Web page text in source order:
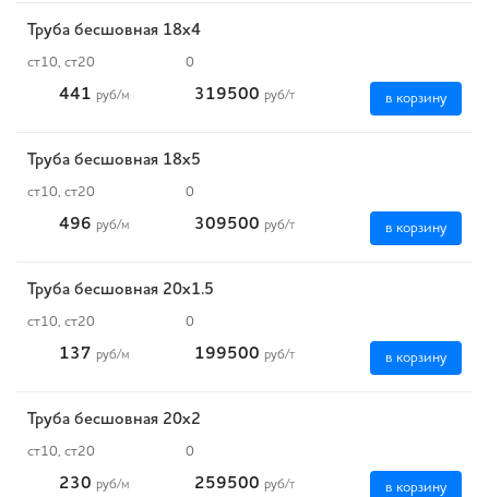
Труба бесшовная 18х4
ст10, ст20 0
441 руб/м 319500 руб/т в корзину
Труба бесшовная 18х5
ст10, ст20 0
496 руб/м 309500 руб/т в корзину
Труба бесшовная 20х1.5
ст10, ст20 0
137 руб/м 199500 руб/т в корзину
Труба бесшовная 20х2
ст10, ст20 0
230 руб/м 259500 руб/т в корзину